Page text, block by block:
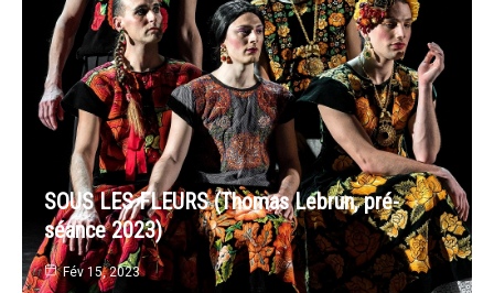
SOUS LES FLEURS (Thomas Lebrun, pré-
séance 2023)
Fév 15, 2023